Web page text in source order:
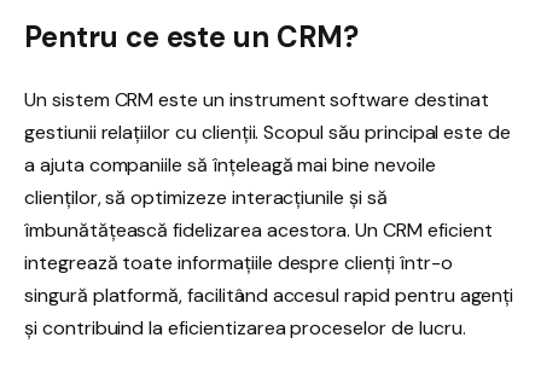
Pentru ce este un CRM?
Un sistem CRM este un instrument software destinat
gestiunii relațiilor cu clienții. Scopul său principal este de
a ajuta companiile să înțeleagă mai bine nevoile
clienților, să optimizeze interacțiunile și să
îmbunătățească fidelizarea acestora. Un CRM eficient
integrează toate informațiile despre clienți într-o
singură platformă, facilitând accesul rapid pentru agenți
și contribuind la eficientizarea proceselor de lucru.